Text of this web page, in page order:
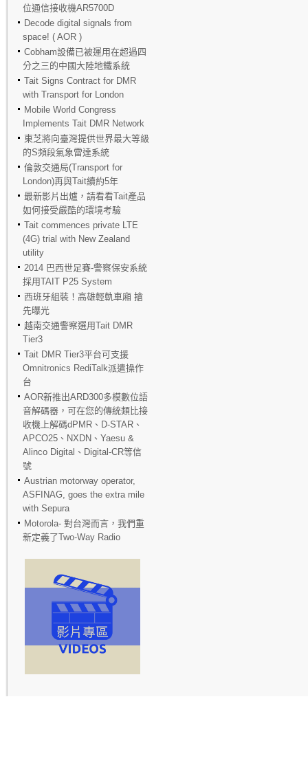
位通信接收機AR5700D
Decode digital signals from
space! ( AOR )
Cobham設備已被運用在超過四
分之三的中國大陸地鐵系統
Tait Signs Contract for DMR
with Transport for London
Mobile World Congress
Implements Tait DMR Network
東芝將向臺灣提供世界最大等級
的S頻段氣象雷達系統
倫敦交通局(Transport for
London)再與Tait續約5年
最新影片出爐，請看看Tait產品
如何接受嚴酷的環境考驗
Tait commences private LTE
(4G) trial with New Zealand
utility
2014 巴西世足賽-警察保安系統
採用TAIT P25 System
西班牙組裝！高雄輕軌車廂 搶
先曝光
越南交通警察選用Tait DMR
Tier3
Tait DMR Tier3平台可支援
Omnitronics RediTalk派遣操作
台
AOR新推出ARD300多模數位語
音解碼器，可在您的傳統類比接
收機上解碼dPMR、D-STAR、
APCO25、NXDN、Yaesu &
Alinco Digital、Digital-CR等信
號
Austrian motorway operator,
ASFINAG, goes the extra mile
with Sepura
Motorola- 對台灣而言，我們重
新定義了Two-Way Radio